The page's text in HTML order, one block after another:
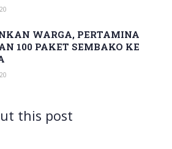
WARGA, PERTAMINA
100 PAKET SEMBAKO KE
this post